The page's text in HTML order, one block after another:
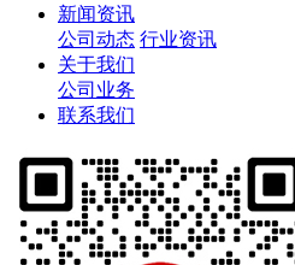
新闻资讯
公司动态 行业资讯
关于我们
公司业务
联系我们